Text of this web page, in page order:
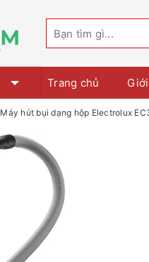
Trang chủ
Máy hút bụi dạng hộp Electrolux